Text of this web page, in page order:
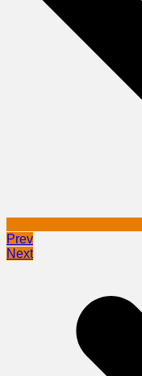
Prev
Next